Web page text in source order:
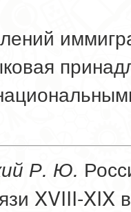
Р. Ю.
XVIII-XIX